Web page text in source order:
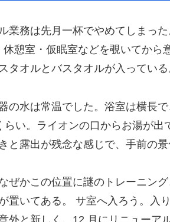
業務は先月一杯でやめてしまっ
休憩室・仮眠室などを覗いてか
タオルとバスタオルが入っている
の水は常温でした。浴室は横長
い。ライオンの口からお湯が出
と露出が残念な感じで、手前の
ぜかこの位置に謎のトレーニン
置いてある。 サ室へ入ろう。入